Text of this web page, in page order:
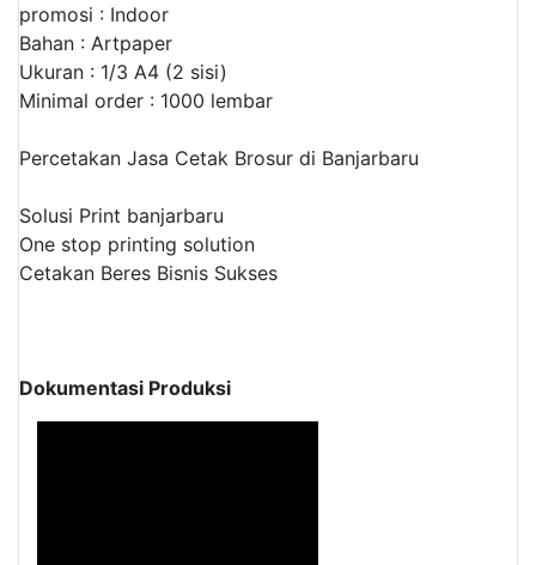
promosi : Indoor
Bahan : Artpaper
Ukuran : 1/3 A4 (2 sisi)
Minimal order : 1000 lembar
Percetakan Jasa Cetak Brosur di Banjarbaru
Solusi Print banjarbaru
One stop printing solution
Cetakan Beres Bisnis Sukses
Dokumentasi Produksi